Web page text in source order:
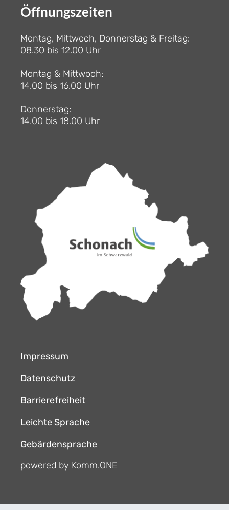
Öffnungszeiten
Montag, Mittwoch, Donnerstag & Freitag:
08.30 bis 12.00 Uhr
Montag & Mittwoch:
14.00 bis 16.00 Uhr
Donnerstag:
14.00 bis 18.00 Uhr
Impressum
Datenschutz
Barrierefreiheit
Leichte Sprache
Gebärdensprache
powered by Komm.ONE